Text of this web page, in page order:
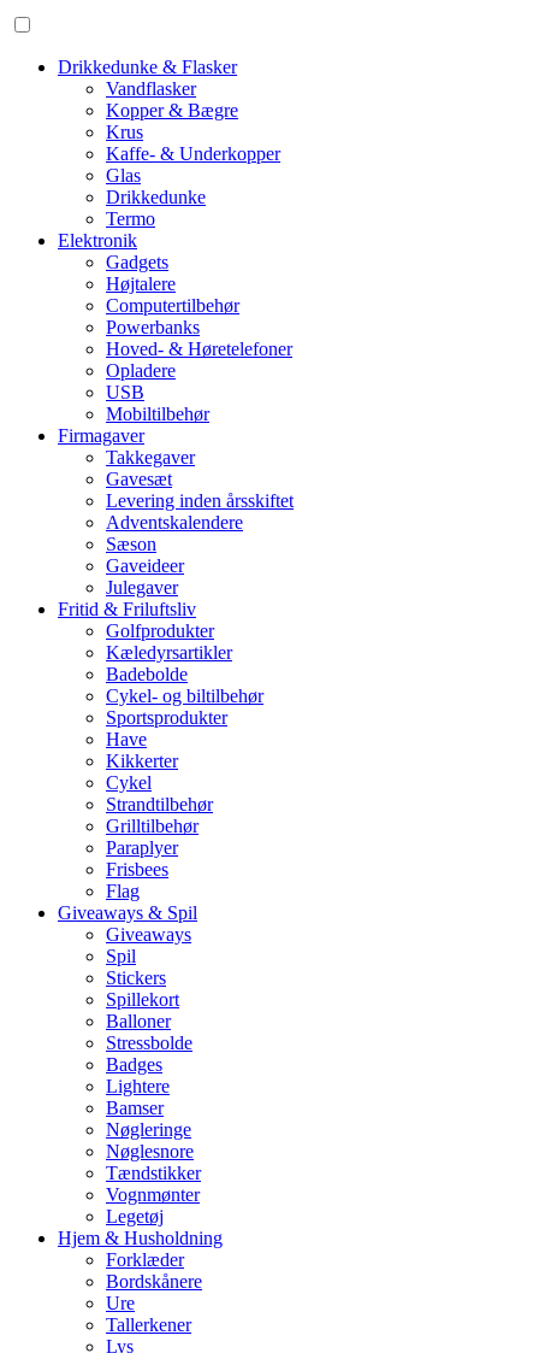
Drikkedunke & Flasker
Vandflasker
Kopper & Bægre
Krus
Kaffe- & Underkopper
Glas
Drikkedunke
Termo
Elektronik
Gadgets
Højtalere
Computertilbehør
Powerbanks
Hoved- & Høretelefoner
Opladere
USB
Mobiltilbehør
Firmagaver
Takkegaver
Gavesæt
Levering inden årsskiftet
Adventskalendere
Sæson
Gaveideer
Julegaver
Fritid & Friluftsliv
Golfprodukter
Kæledyrsartikler
Badebolde
Cykel- og biltilbehør
Sportsprodukter
Have
Kikkerter
Cykel
Strandtilbehør
Grilltilbehør
Paraplyer
Frisbees
Flag
Giveaways & Spil
Giveaways
Spil
Stickers
Spillekort
Balloner
Stressbolde
Badges
Lightere
Bamser
Nøgleringe
Nøglesnore
Tændstikker
Vognmønter
Legetøj
Hjem & Husholdning
Forklæder
Bordskånere
Ure
Tallerkener
Lys